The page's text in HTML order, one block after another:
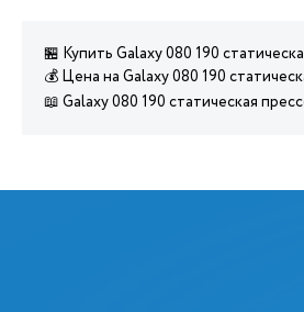
🏪 Купить Galaxy 080 190
💰 Цена на Galaxy 080 190
📖 Galaxy 080 190 статическая